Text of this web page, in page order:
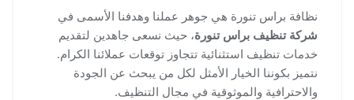
نظافة براس تنورة هي جوهر عملنا وهدفنا الأسمى في
شركة تنظيف براس تنورة، حيث نسعى جاهدين لتقديم
خدمات تنظيف استثنائية تتجاوز توقعات عملائنا الكرام.
نتميز بكوننا الخيار الأمثل لكل من يبحث عن الجودة
والاحترافية والموثوقية في مجال التنظيف.